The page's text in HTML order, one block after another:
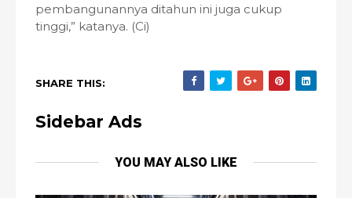
pembangunannya ditahun ini juga cukup
tinggi,” katanya. (Ci)
SHARE THIS:
Sidebar Ads
YOU MAY ALSO LIKE